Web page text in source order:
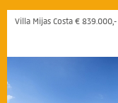
Villa Mijas Costa € 839.000,-